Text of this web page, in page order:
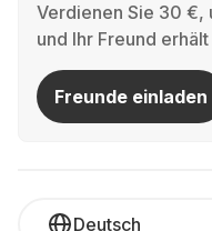
Verdienen Sie 30 €,
und Ihr Freund
Freunde einladen
Deutsch